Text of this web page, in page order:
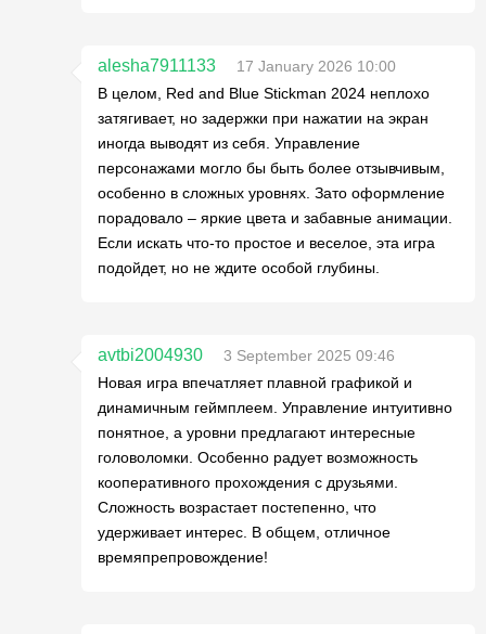
alesha7911133
17 January 2026 10:00
В целом, Red and Blue Stickman 2024 неплохо
затягивает, но задержки при нажатии на экран
иногда выводят из себя. Управление
персонажами могло бы быть более отзывчивым,
особенно в сложных уровнях. Зато оформление
порадовало – яркие цвета и забавные анимации.
Если искать что-то простое и веселое, эта игра
подойдет, но не ждите особой глубины.
avtbi2004930
3 September 2025 09:46
Новая игра впечатляет плавной графикой и
динамичным геймплеем. Управление интуитивно
понятное, а уровни предлагают интересные
головоломки. Особенно радует возможность
кооперативного прохождения с друзьями.
Сложность возрастает постепенно, что
удерживает интерес. В общем, отличное
времяпрепровождение!